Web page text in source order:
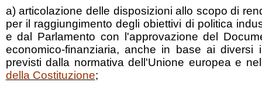
a) articolazione delle disposizioni allo scopo di
per il raggiungimento degli obiettivi di politica
e dal Parlamento con l'approvazione del
economico-finanziaria, anche in base ai diversi
previsti dalla normativa dell'Unione europea e
della Costituzione;